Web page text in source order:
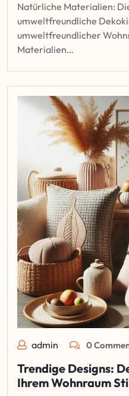
Natürliche Materialien:
umweltfreundliche
umweltfreundlicher
Materialien…
admin 0
Trendige Designs:
Ihrem Wohnraum